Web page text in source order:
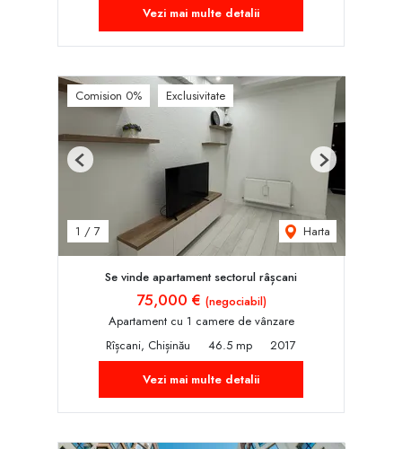
Vezi mai multe detalii
Comision 0% Exclusivitate
1 / 7 Harta
Previous Next
Se vinde apartament sectorul râșcani
75,000 € (negociabil)
Apartament cu 1 camere de vânzare
Rîșcani, Chișinău
46.5 mp
2017
Vezi mai multe detalii